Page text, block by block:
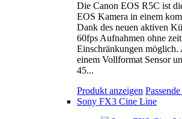
Die Canon EOS R5C ist
EOS Kamera in einem
Dank des neuen aktiven
60fps Aufnahmen ohne
Einschränkungen möglich.
einem Vollformat Sensor
45...
Produkt anzeigen
Sony FX3 Cine Line